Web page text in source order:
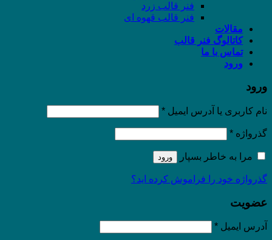
فنر قالب زرد
فنر قالب قهوه ای
مقالات
کاتالوگ فنر قالب
تماس با ما
ورود
ورود
نام کاربری یا آدرس ایمیل *
گذرواژه *
مرا به خاطر بسپار ورود
گذرواژه خود را فراموش کرده اید؟
عضویت
آدرس ایمیل *